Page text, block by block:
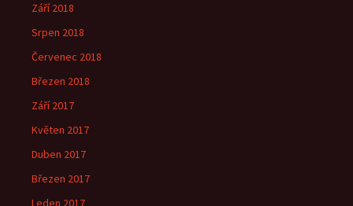
Září 2018
Srpen 2018
Červenec 2018
Březen 2018
Září 2017
Květen 2017
Duben 2017
Březen 2017
Leden 2017